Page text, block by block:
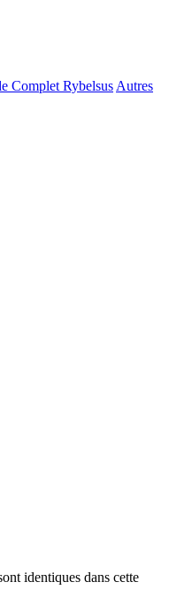
Complet Rybelsus Autres
identiques dans cette